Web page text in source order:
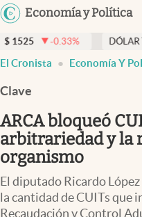
Economía y Política
Members
Economía y Política
Finanzas y Mercados
Mercados Online
Negocios
Columnistas
Apertura
% DÓLAR TARJETA $
El Cronista Economía Y
Clave
ARCA bloqueó
arbitrariedad y la
organismo
El diputado Ricardo
la cantidad de CUITs que
Recaudación y Control